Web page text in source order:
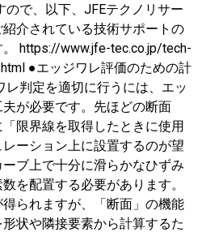
ので、以下、JFEテクノリサー
介されている技術サポートの
https://www.jfe-tec.co.jp/tech-
●エッジワレ評価のための計
判定を適切に行うには、エッ
が必要です。先ほどの断面
限界線を取得したときに使用
ーション上に設置するのが望
ブ上で十分に滑らかなひずみ
を配置する必要があります。
られますが、「断面」の機能
状や隣接要素から計算するた